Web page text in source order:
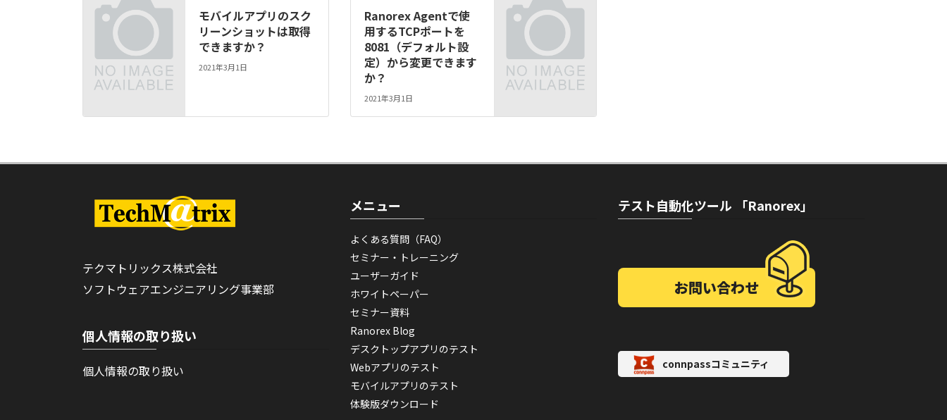
モバイルアプリのスク
リーンショットは取得
できますか？
2021年3月1日
Ranorex Agentで使
用するTCPポートを
8081（デフォルト設
定）から変更できます
か？
2021年3月1日
テクマトリックス株式会社
ソフトウェアエンジニアリング事業部
個人情報の取り扱い
個人情報の取り扱い
メニュー
よくある質問（FAQ）
セミナー・トレーニング
ユーザーガイド
ホワイトペーパー
セミナー資料
Ranorex Blog
デスクトップアプリのテスト
Webアプリのテスト
モバイルアプリのテスト
体験版ダウンロード
テスト自動化ツール 「Ranorex」
お問い合わせ
connpassコミュニティ